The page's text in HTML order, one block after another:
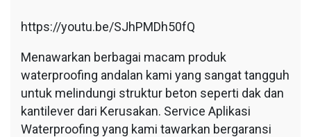
https://youtu.be/SJhPMDh50fQ
Menawarkan berbagai macam produk
waterproofing andalan kami yang sangat tangguh
untuk melindungi struktur beton seperti dak dan
kantilever dari Kerusakan. Service Aplikasi
Waterproofing yang kami tawarkan bergaransi